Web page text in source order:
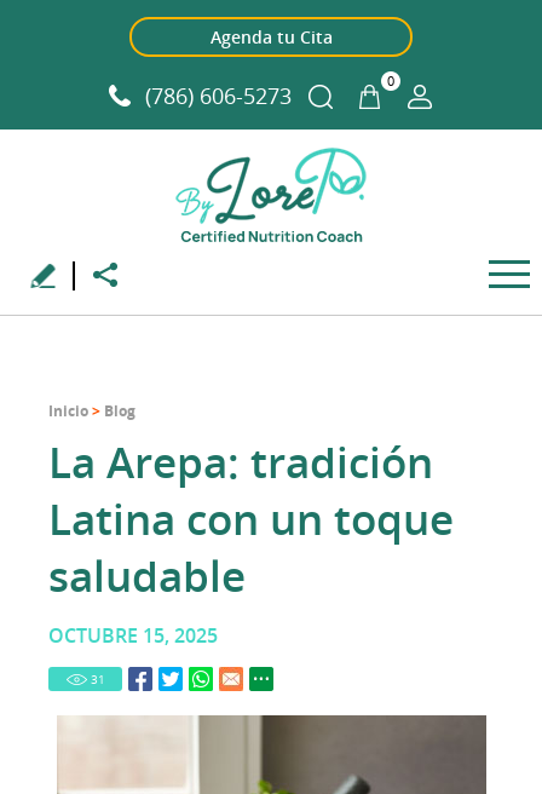
Agenda tu Cita
(786) 606-5273
0
Inicio> Blog
La Arepa: tradición
Latina con un toque
saludable
OCTUBRE 15, 2025
31